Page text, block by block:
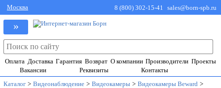
Москва 8 (800) 302-15-41 sales@born-spb.ru
»
Оплата Доставка Гарантия Возврат О компании Производители Проекты
Вакансии
Реквизиты
Контакты
Каталог > Видеонаблюдение > Видеокамеры > Видеокамеры Beward >